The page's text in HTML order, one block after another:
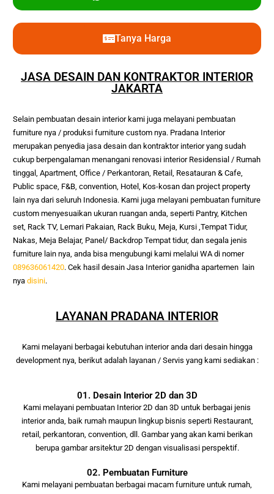
Tanya Harga
JASA DESAIN DAN KONTRAKTOR INTERIOR
JAKARTA
Selain pembuatan desain interior kami juga melayani pembuatan
furniture nya / produksi furniture custom nya. Pradana Interior
merupakan penyedia jasa desain dan kontraktor interior yang sudah
cukup berpengalaman menangani renovasi interior Residensial / Rumah
tinggal, Apartment, Office / Perkantoran, Retail, Resatauran & Cafe,
Public space, F&B, convention, Hotel, Kos-kosan dan project property
lain nya dari seluruh Indonesia. Kami juga melayani pembuatan furniture
custom menyesuaikan ukuran ruangan anda, seperti Pantry, Kitchen
set, Rack TV, Lemari Pakaian, Rack Buku, Meja, Kursi ,Tempat Tidur,
Nakas, Meja Belajar, Panel/ Backdrop Tempat tidur, dan segala jenis
furniture lain nya, anda bisa mengubungi kami melalui WA di nomer
089636061420. Cek hasil desain Jasa Interior ganidha apartemen lain
nyadisini.
LAYANAN PRADANA INTERIOR
Kami melayani berbagai kebutuhan interior anda dari desain hingga
development nya, berikut adalah layanan / Servis yang kami sediakan :
01. Desain Interior 2D dan 3D
Kami melayani pembuatan Interior 2D dan 3D untuk berbagai jenis
interior anda, baik rumah maupun lingkup bisnis seperti Restaurant,
retail, perkantoran, convention, dll. Gambar yang akan kami berikan
berupa gambar arsitektur 2D dengan visualisasi perspektif.
02. Pembuatan Furniture
Kami melayani pembuatan berbagai macam furniture untuk rumah,